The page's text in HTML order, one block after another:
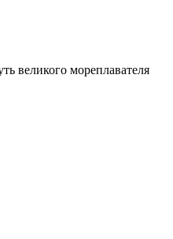
великого мореплавателя